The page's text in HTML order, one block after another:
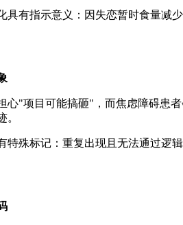
指示意义：因失恋暂时食量减少
"项目可能搞砸"，而焦虑障碍患者
。
殊标记：重复出现且无法通过逻辑